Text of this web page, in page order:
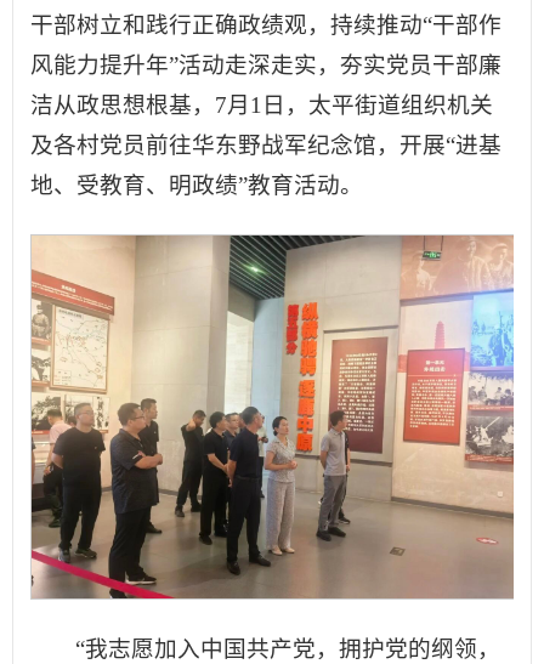
干部树立和践行正确政绩观，持续推动“干部作
风能力提升年”活动走深走实，夯实党员干部廉
洁从政思想根基，7月1日，太平街道组织机关
及各村党员前往华东野战军纪念馆，开展“进基
地、受教育、明政绩”教育活动。
“我志愿加入中国共产党，拥护党的纲领，